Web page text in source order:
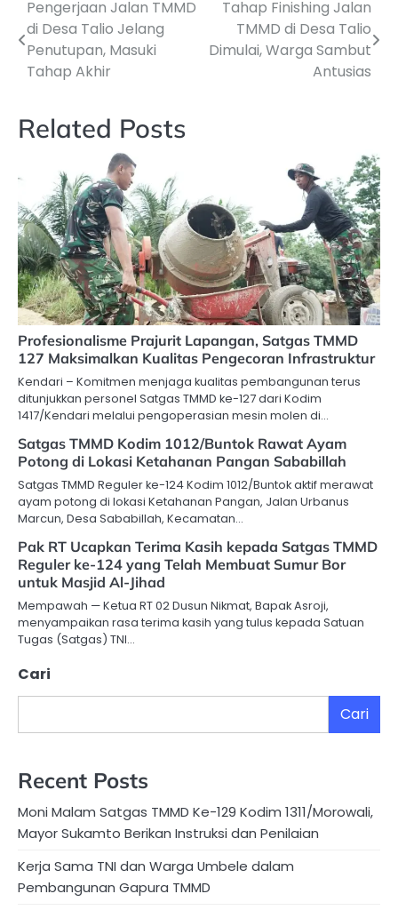
Navigasi
pos
Pengerjaan Jalan TMMD
di Desa Talio Jelang
Penutupan, Masuki
Tahap Akhir
Tahap Finishing Jalan
TMMD di Desa Talio
Dimulai, Warga Sambut
Antusias
Related Posts
Profesionalisme Prajurit Lapangan, Satgas TMMD
127 Maksimalkan Kualitas Pengecoran Infrastruktur
Kendari – Komitmen menjaga kualitas pembangunan terus
ditunjukkan personel Satgas TMMD ke-127 dari Kodim
1417/Kendari melalui pengoperasian mesin molen di…
Satgas TMMD Kodim 1012/Buntok Rawat Ayam
Potong di Lokasi Ketahanan Pangan Sababillah
Satgas TMMD Reguler ke-124 Kodim 1012/Buntok aktif merawat
ayam potong di lokasi Ketahanan Pangan, Jalan Urbanus
Marcun, Desa Sababillah, Kecamatan…
Pak RT Ucapkan Terima Kasih kepada Satgas TMMD
Reguler ke-124 yang Telah Membuat Sumur Bor
untuk Masjid Al-Jihad
Mempawah — Ketua RT 02 Dusun Nikmat, Bapak Asroji,
menyampaikan rasa terima kasih yang tulus kepada Satuan
Tugas (Satgas) TNI…
Cari
Cari
Recent Posts
Moni Malam Satgas TMMD Ke-129 Kodim 1311/Morowali,
Mayor Sukamto Berikan Instruksi dan Penilaian
Kerja Sama TNI dan Warga Umbele dalam
Pembangunan Gapura TMMD